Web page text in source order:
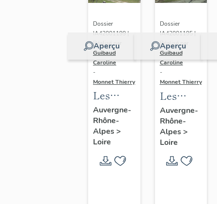
Aperçu
Dossier
IA42001199 |
Réalisé par
Guibaud
Caroline
-
Monnet Thierry
Les
fermes
vigneronnes
du
de Boën
Auvergne-
Rhône-
Alpes>
Loire
Aperçu
Dossier
IA42001195 |
Réalisé par
Guibaud
Caroline
-
Monnet Thierry
Les
fermes
du
canton
et de la
Auvergne-
Rhône-
Alpes>
Loire